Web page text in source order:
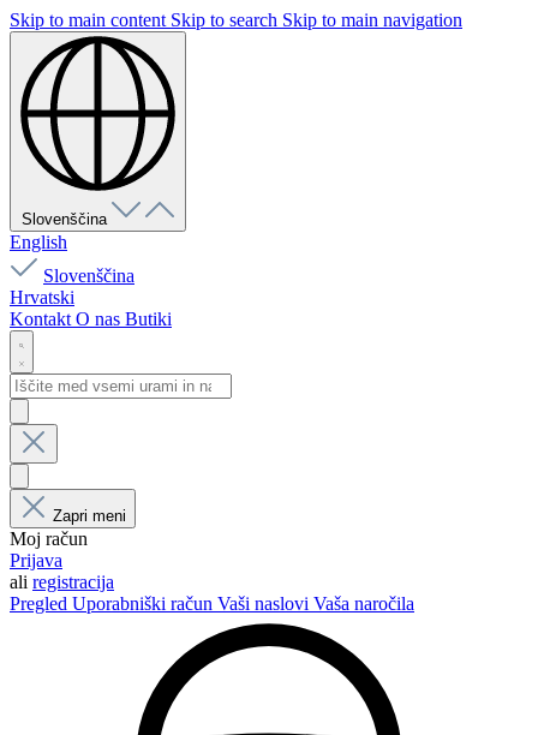
Skip to main content Skip to search Skip to main navigation
Slovenščina
English
Slovenščina
Hrvatski
Kontakt O nas Butiki
Zapri meni
Moj račun
Prijava
ali registracija
Pregled Uporabniški račun Vaši naslovi Vaša naročila